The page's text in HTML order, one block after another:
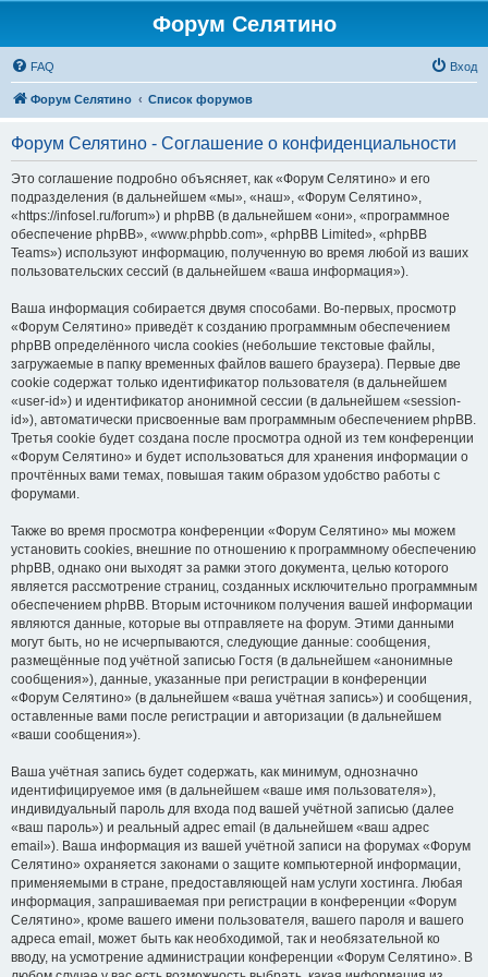
Форум Селятино
FAQ Вход
Форум Селятино Список форумов
Форум Селятино - Соглашение о конфиденциальности
Это соглашение подробно объясняет, как «Форум Селятино» и его
подразделения (в дальнейшем «мы», «наш», «Форум Селятино»,
«https://infosel.ru/forum») и phpBB (в дальнейшем «они», «программное
обеспечение phpBB», «www.phpbb.com», «phpBB Limited», «phpBB
Teams») используют информацию, полученную во время любой из ваших
пользовательских сессий (в дальнейшем «ваша информация»).
Ваша информация собирается двумя способами. Во-первых, просмотр
«Форум Селятино» приведёт к созданию программным обеспечением
phpBB определённого числа cookies (небольшие текстовые файлы,
загружаемые в папку временных файлов вашего браузера). Первые две
cookie содержат только идентификатор пользователя (в дальнейшем
«user-id») и идентификатор анонимной сессии (в дальнейшем «session-
id»), автоматически присвоенные вам программным обеспечением phpBB.
Третья cookie будет создана после просмотра одной из тем конференции
«Форум Селятино» и будет использоваться для хранения информации о
прочтённых вами темах, повышая таким образом удобство работы с
форумами.
Также во время просмотра конференции «Форум Селятино» мы можем
установить cookies, внешние по отношению к программному обеспечению
phpBB, однако они выходят за рамки этого документа, целью которого
является рассмотрение страниц, созданных исключительно программным
обеспечением phpBB. Вторым источником получения вашей информации
являются данные, которые вы отправляете на форум. Этими данными
могут быть, но не исчерпываются, следующие данные: сообщения,
размещённые под учётной записью Гостя (в дальнейшем «анонимные
сообщения»), данные, указанные при регистрации в конференции
«Форум Селятино» (в дальнейшем «ваша учётная запись») и сообщения,
оставленные вами после регистрации и авторизации (в дальнейшем
«ваши сообщения»).
Ваша учётная запись будет содержать, как минимум, однозначно
идентифицируемое имя (в дальнейшем «ваше имя пользователя»),
индивидуальный пароль для входа под вашей учётной записью (далее
«ваш пароль») и реальный адрес email (в дальнейшем «ваш адрес
email»). Ваша информация из вашей учётной записи на форумах «Форум
Селятино» охраняется законами о защите компьютерной информации,
применяемыми в стране, предоставляющей нам услуги хостинга. Любая
информация, запрашиваемая при регистрации в конференции «Форум
Селятино», кроме вашего имени пользователя, вашего пароля и вашего
адреса email, может быть как необходимой, так и необязательной ко
вводу, на усмотрение администрации конференции «Форум Селятино». В